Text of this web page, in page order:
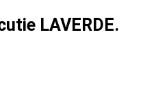
LAVERDE.